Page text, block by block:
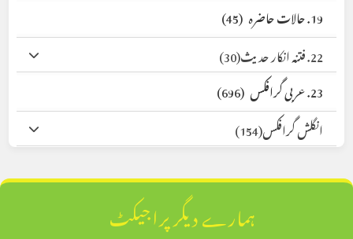
19. حالات حاضرہ
(45)
22. فتنہ انکار حدیث
(30)
23. عربی گرافکس
(696)
انگلش گرافکس(154)
ہمارے دیگر پراجیکٹ